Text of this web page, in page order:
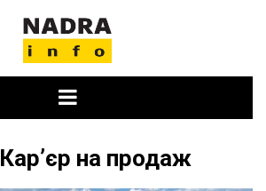
Карʼєр на продаж